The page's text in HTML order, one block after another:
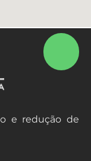
e redução de